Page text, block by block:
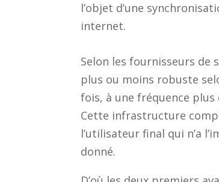
l’objet d’une
internet.
Selon les fournisseurs de
plus ou moins robuste
fois, à une fréquence plus
Cette infrastructure
l’utilisateur final qui n’a
donné.